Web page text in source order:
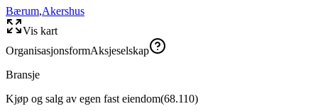
Bærum,Akershus
Vis kart
OrganisasjonsformAksjeselskap
Bransje
Kjøp og salg av egen fast eiendom(68.110)